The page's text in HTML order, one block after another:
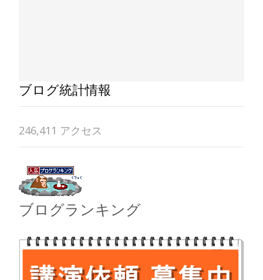
ブログ統計情報
246,411 アクセス
ブログランキング